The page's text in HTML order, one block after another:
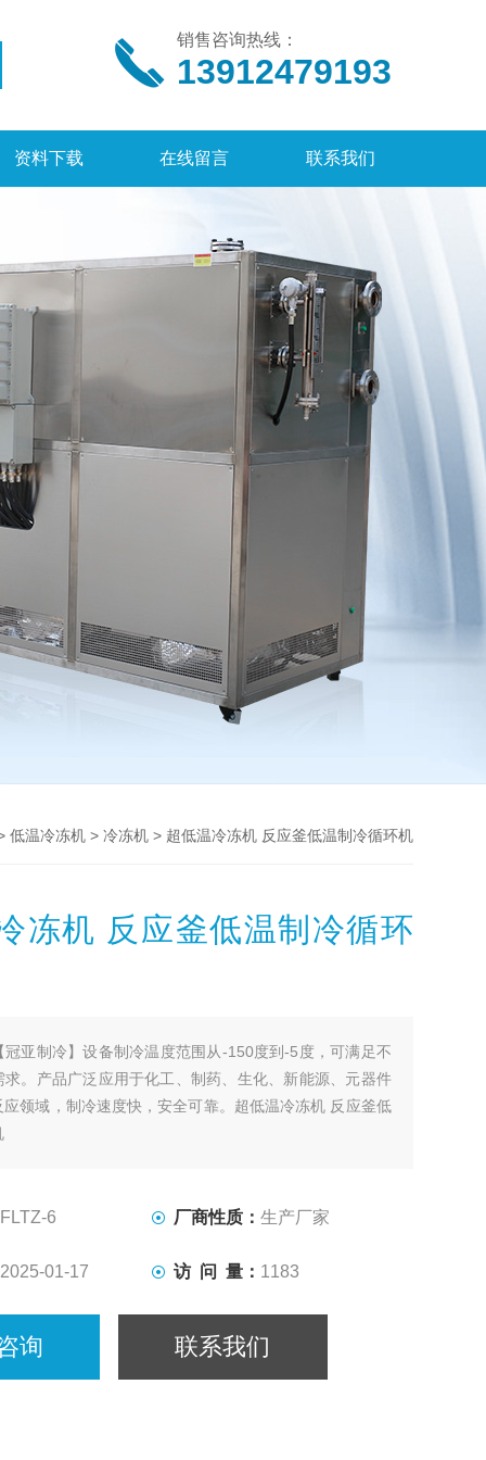
销售咨询热线：
13912479193
资料下载 在线留言 联系我们
低温冷冻机> 冷冻机> 超低温冷冻机 反应釜低温制冷循环机
冻机 反应釜低温制冷循环
冠亚制冷】设备制冷温度范围从-150度到-5度，可满足不
求。产品广泛应用于化工、制药、生化、新能源、元器件
领域，制冷速度快，安全可靠。超低温冷冻机 反应釜低
FLTZ-6 厂商性质：生产厂家
2025-01-17 访 问 量： 1183
询 联系我们